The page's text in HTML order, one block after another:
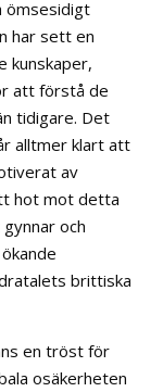
ömsesidigt
har sett en
kunskaper,
att förstå de
tidigare. Det
alltmer klart att
av
hot mot detta
och
brittiska
en tröst för
osäkerheten